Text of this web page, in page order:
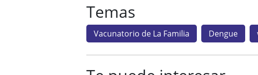
Temas
Vacunatorio de La Familia Dengue